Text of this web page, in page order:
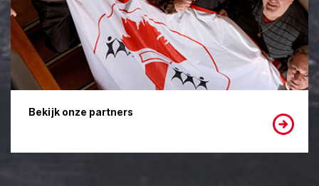
Bekijk onze partners